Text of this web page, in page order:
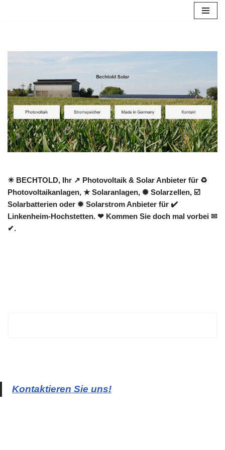
springen
☀ BECHTOLD, Ihr ↗️ Photovoltaik & Solar Anbieter für ♻
Photovoltaikanlagen, ★ Solaranlagen, ✺ Solarzellen, ☑️
Solarbatterien oder ✹ Solarstrom Anbieter für ✔️
Linkenheim-Hochstetten. ❤ Kommen Sie doch mal vorbei ✉
✔.
Kontaktieren Sie uns!